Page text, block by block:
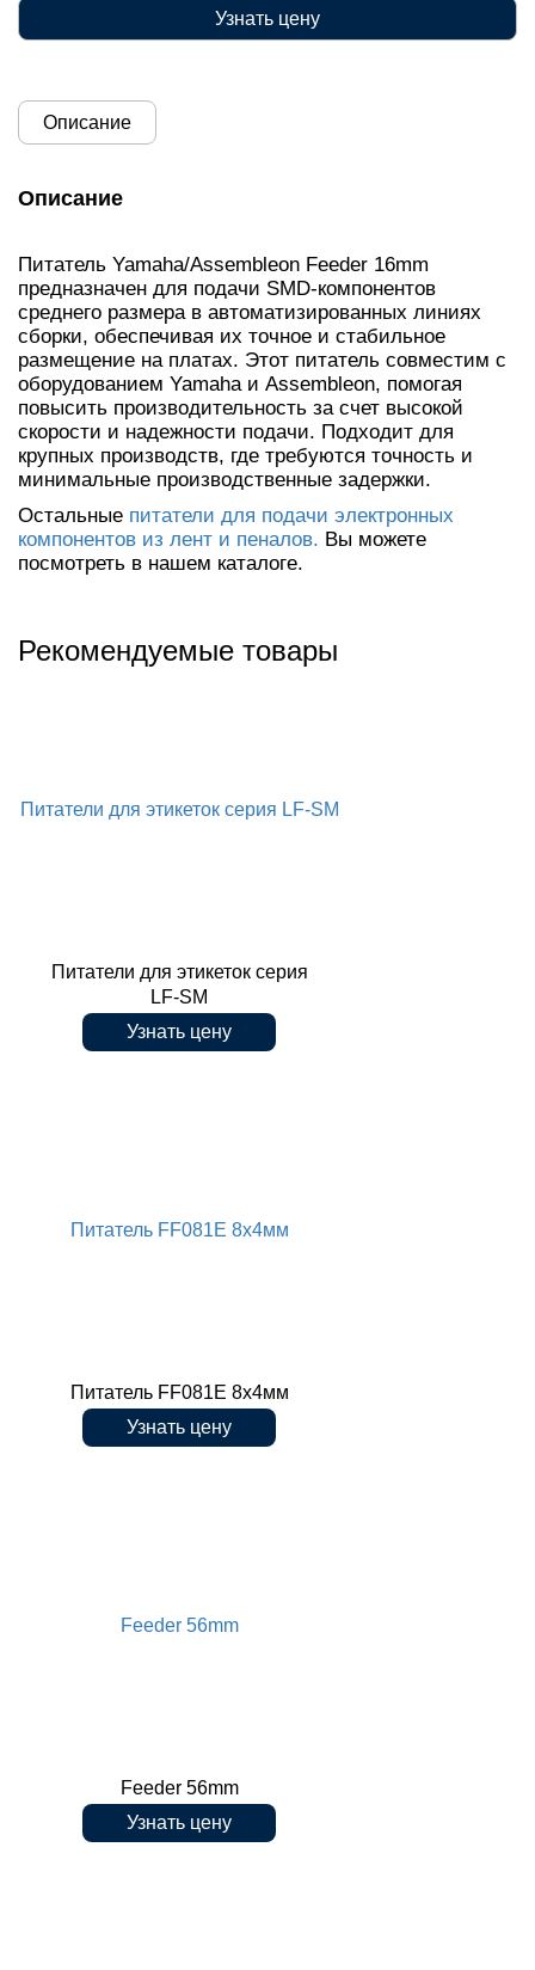
Узнать цену
Описание
Описание
Питатель Yamaha/Assembleon Feeder 16mm
предназначен для подачи SMD-компонентов
среднего размера в автоматизированных линиях
сборки, обеспечивая их точное и стабильное
размещение на платах. Этот питатель совместим с
оборудованием Yamaha и Assembleon, помогая
повысить производительность за счет высокой
скорости и надежности подачи. Подходит для
крупных производств, где требуются точность и
минимальные производственные задержки.
Остальные питатели для подачи электронных
компонентов из лент и пеналов. Вы можете
посмотреть в нашем каталоге.
Рекомендуемые товары
Питатели для этикеток серия LF-SM
Питатели для этикеток серия
LF-SM
Узнать цену
Питатель FF081E 8x4мм
Питатель FF081E 8x4мм
Узнать цену
Feeder 56mm
Feeder 56mm
Узнать цену